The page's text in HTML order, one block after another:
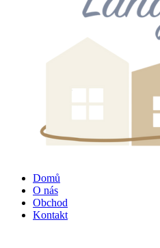
Domů
O nás
Obchod
Kontakt